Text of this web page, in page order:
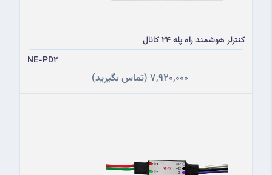
کنترلر هوشمند راه پله 24 کانال
NE-PD2
7,920,000 (تماس بگیرید)